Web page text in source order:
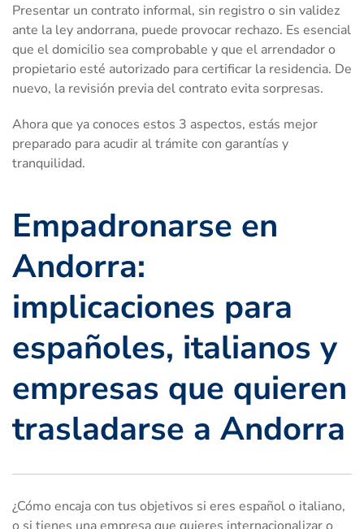
Presentar un contrato informal, sin registro o sin validez
ante la ley andorrana, puede provocar rechazo. Es esencial
que el domicilio sea comprobable y que el arrendador o
propietario esté autorizado para certificar la residencia. De
nuevo, la revisión previa del contrato evita sorpresas.
Ahora que ya conoces estos 3 aspectos, estás mejor
preparado para acudir al trámite con garantías y
tranquilidad.
Empadronarse en
Andorra:
implicaciones para
españoles, italianos y
empresas que quieren
trasladarse a Andorra
¿Cómo encaja con tus objetivos si eres español o italiano,